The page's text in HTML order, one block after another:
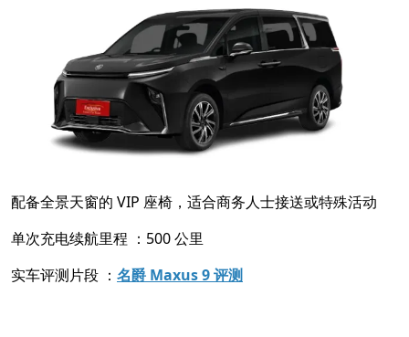
配备全景天窗的 VIP 座椅，适合商务人士接送或特殊活动
单次充电续航里程 ：500 公里
实车评测片段 ： 名爵 Maxus 9 评测